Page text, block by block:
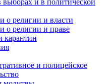
выборах и в политической
о религии и власти
о религии и праве
карантин
и полицейское